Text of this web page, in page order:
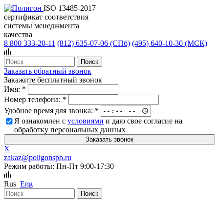
ISO 13485-2017
сертификат соответствия
системы менеджмента
качества
8 800 333-20-11 (812) 635-07-06 (СПб) (495) 640-10-30 (МСК)
Заказать обратный звонок
Закажите бесплатный звонок
Имя: *
Номер телефона: *
Удобное время для звонка: *
Я ознакомлен сусловиями и даю свое согласие на
обработку персональных данных
X
zakaz@poligonspb.ru
Режим работы: Пн-Пт 9:00-17:30
Rus Eng